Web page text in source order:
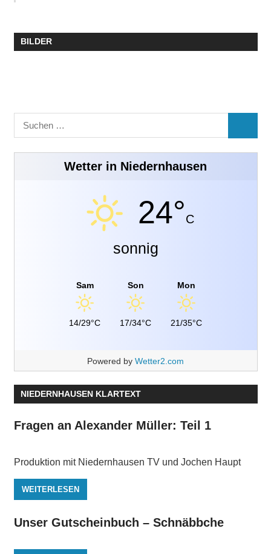
BILDER
Suchen
nach:
Wetter in Niedernhausen
24°C
sonnig
Sam
14/29°C
Son
17/34°C
Mon
21/35°C
Powered by Wetter2.com
NIEDERNHAUSEN KLARTEXT
Fragen an Alexander Müller: Teil 1
Produktion mit Niedernhausen TV und Jochen Haupt
WEITERLESEN
Unser Gutscheinbuch – Schnäbbche